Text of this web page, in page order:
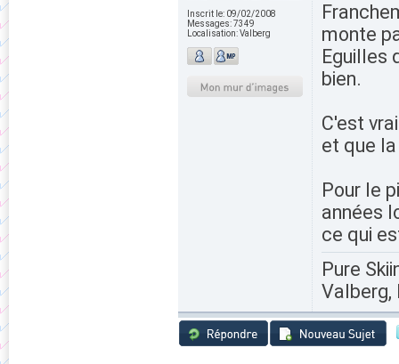
Inscrit le: 09/02/2008
Messages:7349
Localisation:Valberg
monte
Eguilles
bien.
C'est
et que
Pour le
années
ce qui
Pure
Valberg,